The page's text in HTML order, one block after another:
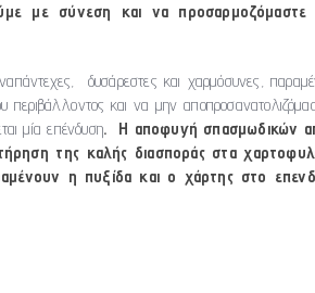
με σύνεση και να προσαρμοζόμαστε
δυσάρεστες και χαρμόσυνες,
και να μην
μία επένδυση. Η αποφυγή σπασμωδικών
της καλής διασποράς στα
η πυξίδα και ο χάρτης στο